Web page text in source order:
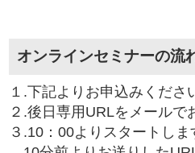
オンラインセミナーの流
１.下記よりお申込みくださ
２.後日専用URLをメールで
３.10：00よりスタートしま